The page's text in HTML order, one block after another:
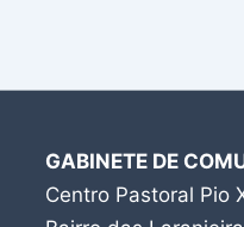
GABINETE DE
Centro Pastoral Pio